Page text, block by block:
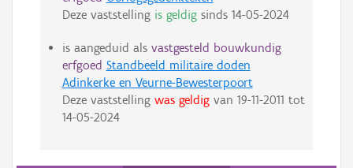
Deze vaststelling is geldigsinds 14-05-2024
is aangeduid als vastgesteld bouwkundig
erfgoed Standbeeld militaire doden
Adinkerke en Veurne-Bewesterpoort
Deze vaststelling was geldigvan 19-11-2011 tot
14-05-2024